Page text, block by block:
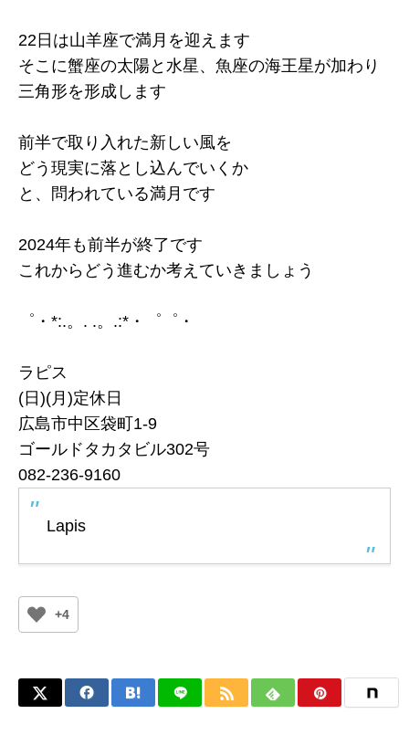
22日は山羊座で満月を迎えます
そこに蟹座の太陽と水星、魚座の海王星が加わり
三角形を形成します
前半で取り入れた新しい風を
どう現実に落とし込んでいくか
と、問われている満月です
2024年も前半が終了です
これからどう進むか考えていきましょう
゜・*:.。. .。.:*・゜゜・
ラピス
(日)(月)定休日
広島市中区袋町1-9
ゴールドタカタビル302号
082-236-9160
Lapis
+4